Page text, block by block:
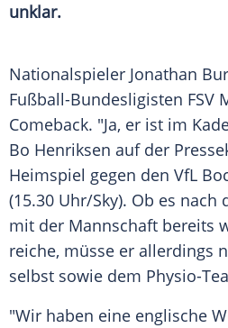
unklar.
Nationalspieler Jonathan
Fußball-Bundesligisten FSV
Comeback. "Ja, er ist im
Bo Henriksen auf der
Heimspiel gegen den VfL
(15.30 Uhr/Sky). Ob es nach
mit der Mannschaft bereits
reiche, müsse er allerdings
selbst sowie dem Physio-
"Wir haben eine englische